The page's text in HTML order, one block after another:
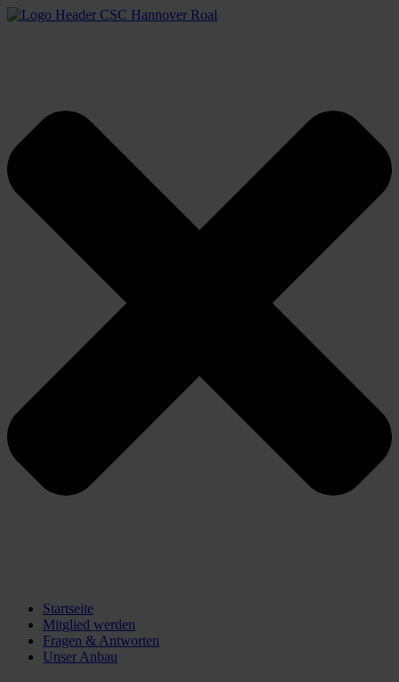
Startseite
Mitglied werden
Fragen & Antworten
Unser Anbau